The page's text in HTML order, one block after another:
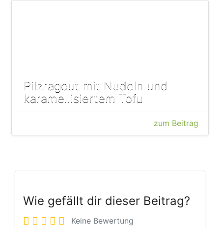
Pilzragout mit Nudeln und
karamellisiertem Tofu
zum Beitrag
Wie gefällt dir dieser Beitrag?
Keine Bewertung